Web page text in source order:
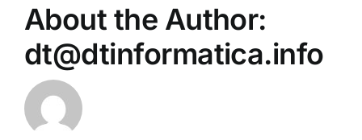
About the Author:
dt@dtinformatica.info